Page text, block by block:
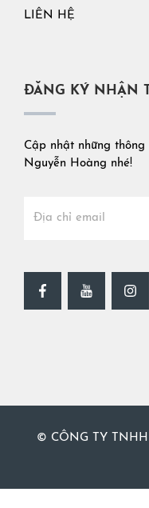
LIÊN HỆ
ĐĂNG KÝ NHẬN
Cập nhật những
Nguyễn Hoàng nhé!
© CÔNG TY